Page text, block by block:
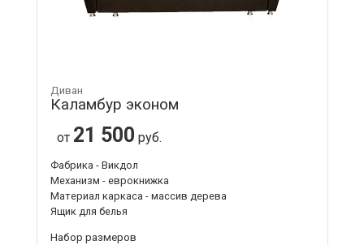
Диван
Каламбур эконом
от 21 500 руб.
Фабрика - Викдол
Механизм - еврокнижка
Материал каркаса - массив дерева
Ящик для белья
Набор размеров